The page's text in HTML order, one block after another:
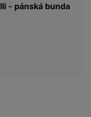
- pánská bunda